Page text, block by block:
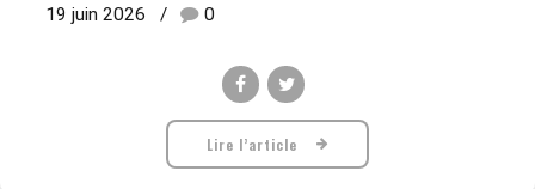
19 juin 2026 0
Lire l’article